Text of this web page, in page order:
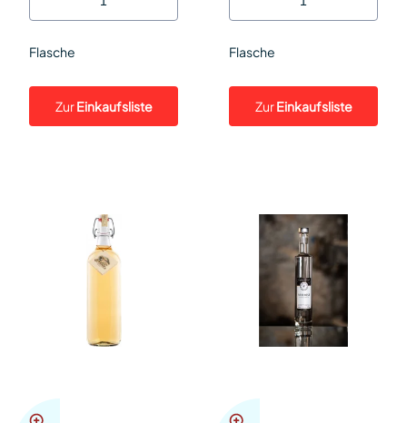
Flasche
ZurEinkaufsliste
Flasche
ZurEinkaufsliste